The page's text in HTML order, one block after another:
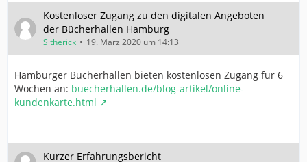
Kostenloser Zugang zu den digitalen Angeboten
der Bücherhallen Hamburg
Sitherick 19. März 2020 um 14:13
Hamburger Bücherhallen bieten kostenlosen Zugang für 6
Wochen an: buecherhallen.de/blog-artikel/online-
kundenkarte.html
Kurzer Erfahrungsbericht